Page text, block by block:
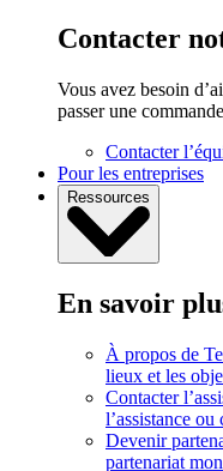
Contacter
Vous avez besoin
passer une
Contacter
Pour les entreprises
Ressources
En savoir
À propos de
lieux et les
Contacter
l’assistance
Devenir
partenariat